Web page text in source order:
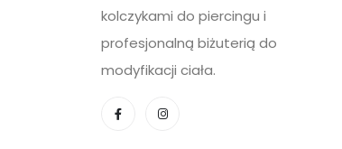
kolczykami do piercingu i
profesjonalną biżuterią do
modyfikacji ciała.